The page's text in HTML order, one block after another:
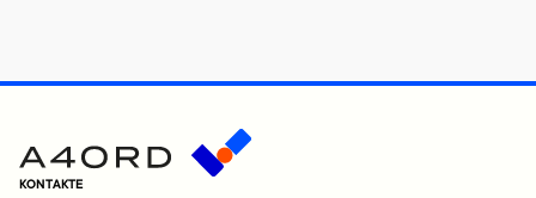
KONTAKTE